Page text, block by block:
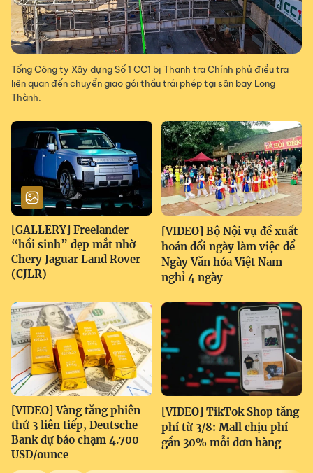
Tổng Công ty Xây dựng Số 1 CC1 bị Thanh tra Chính phủ điều tra
liên quan đến chuyển giao gói thầu trái phép tại sân bay Long
Thành.
[GALLERY] Freelander
“hồi sinh” đẹp mắt nhờ
Chery Jaguar Land Rover
(CJLR)
[VIDEO] Bộ Nội vụ đề xuất
hoán đổi ngày làm việc để
Ngày Văn hóa Việt Nam
nghỉ 4 ngày
[VIDEO] Vàng tăng phiên
thứ 3 liên tiếp, Deutsche
Bank dự báo chạm 4.700
USD/ounce
[VIDEO] TikTok Shop tăng
phí từ 3/8: Mall chịu phí
gần 30% mỗi đơn hàng